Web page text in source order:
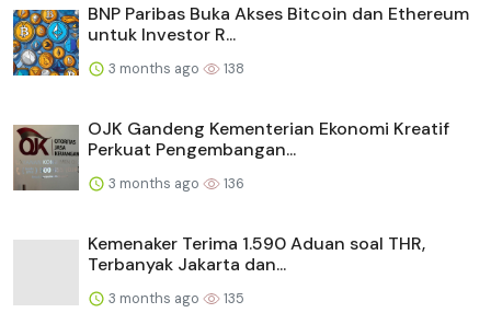
BNP Paribas Buka Akses Bitcoin dan Ethereum
untuk Investor R...
3 months ago 138
OJK Gandeng Kementerian Ekonomi Kreatif
Perkuat Pengembangan...
3 months ago 136
Kemenaker Terima 1.590 Aduan soal THR,
Terbanyak Jakarta dan...
3 months ago 135